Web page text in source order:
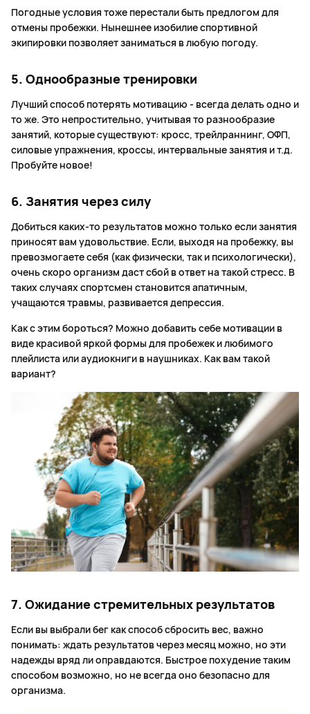
Погодные условия тоже перестали быть предлогом для
отмены пробежки. Нынешнее изобилие спортивной
экипировки позволяет заниматься в любую погоду.
5. Однообразные тренировки
Лучший способ потерять мотивацию - всегда делать одно и
то же. Это непростительно, учитывая то разнообразие
занятий, которые существуют: кросс, трейлраннинг, ОФП,
силовые упражнения, кроссы, интервальные занятия и т.д.
Пробуйте новое!
6. Занятия через силу
Добиться каких-то результатов можно только если занятия
приносят вам удовольствие. Если, выходя на пробежку, вы
превозмогаете себя (как физически, так и психологически),
очень скоро организм даст сбой в ответ на такой стресс. В
таких случаях спортсмен становится апатичным,
учащаются травмы, развивается депрессия.
Как с этим бороться? Можно добавить себе мотивации в
виде красивой яркой формы для пробежек и любимого
плейлиста или аудиокниги в наушниках. Как вам такой
вариант?
7. Ожидание стремительных результатов
Если вы выбрали бег как способ сбросить вес, важно
понимать: ждать результатов через месяц можно, но эти
надежды вряд ли оправдаются. Быстрое похудение таким
способом возможно, но не всегда оно безопасно для
организма.